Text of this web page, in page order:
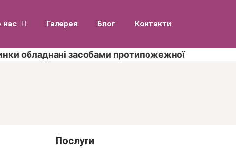
нас Галерея Блог Контакти
обладнані засобами протипожежної безпеки
Послуги